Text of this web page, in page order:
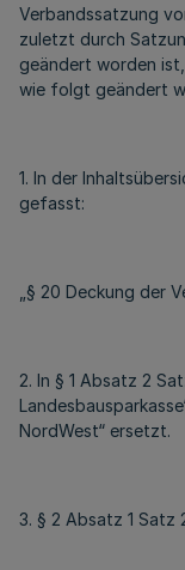
Verbandssatzung
zuletzt durch
geändert worden
wie folgt geändert
1. In der
gefasst:
„§ 20 Deckung der
2. In § 1 Absatz 2
NordWest“ ersetzt.
3. § 2 Absatz 1